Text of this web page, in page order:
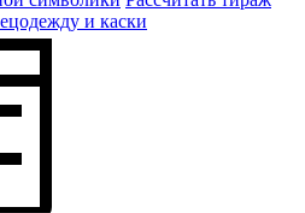
и каски